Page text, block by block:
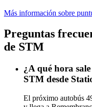
Más información sobre
Preguntas
de STM
¿A qué hora
STM desde
El próximo autobús